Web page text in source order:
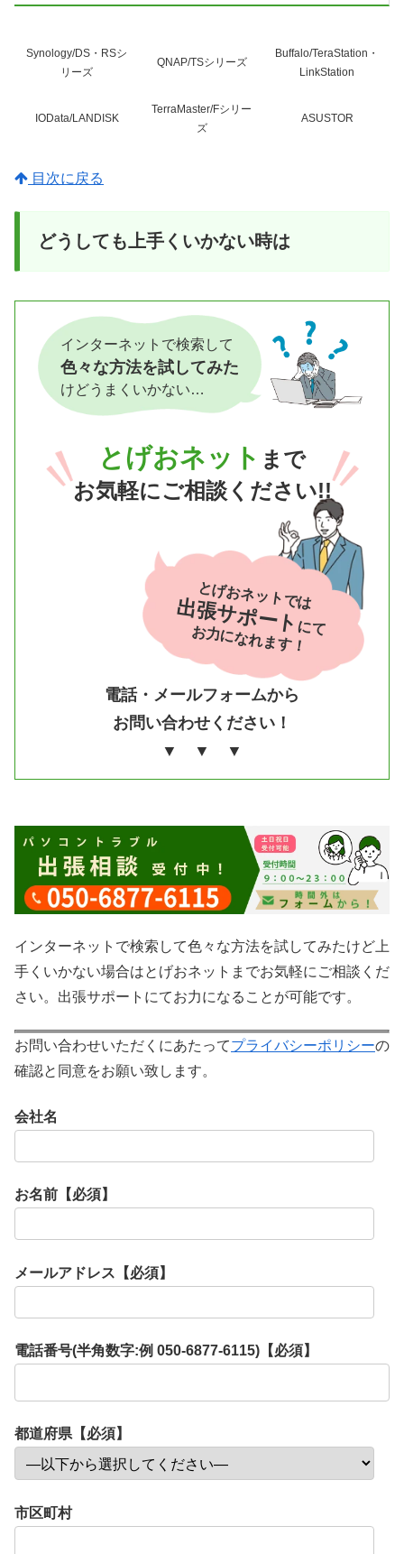
Synology/DS・RSシ
リーズ
QNAP/TSシリーズ
Buffalo/TeraStation・
LinkStation
IOData/LANDISK
TerraMaster/Fシリー
ズ
ASUSTOR
目次に戻る
どうしても上手くいかない時は
インターネットで検索して
色々な方法を試してみた
けどうまくいかない…
とげおネット まで
お気軽にご相談ください!!
電話・メールフォームから
お問い合わせください！
▼ ▼ ▼
とげおネットでは
出張サポートにて
お力になれます！
インターネットで検索して色々な方法を試してみたけど上
手くいかない場合はとげおネットまでお気軽にご相談くだ
さい。出張サポートにてお力になることが可能です。
お問い合わせいただくにあたってプライバシーポリシーの
確認と同意をお願い致します。
会社名
お名前【必須】
メールアドレス【必須】
電話番号(半角数字:例 050-6877-6115)【必須】
都道府県【必須】
市区町村